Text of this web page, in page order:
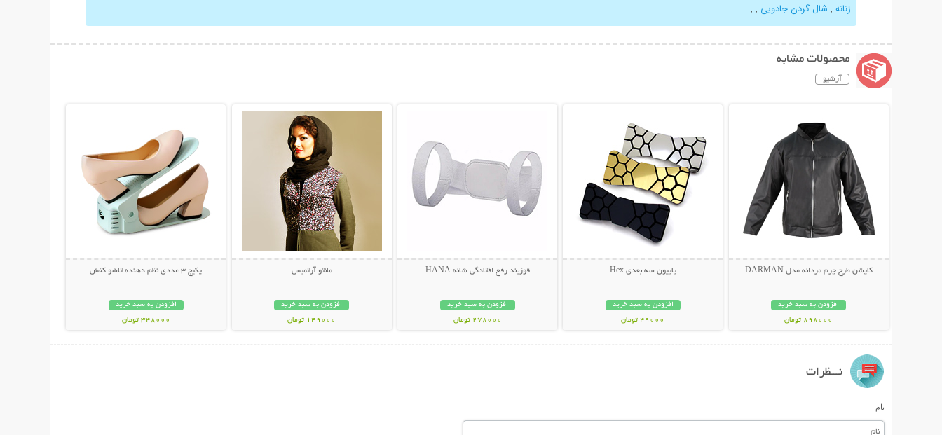
زنانه , شال گردن جادویی ,
,
محصولات مشابه
آرشیو
کاپشن طرح چرم مردانه مدل DARMAN
افزودن به سبد خرید
898000 تومان
پاپیون سه بعدی Hex
افزودن به سبد خرید
49000 تومان
قوزبند رفع افتادگی شانه HANA
افزودن به سبد خرید
278000 تومان
مانتو آرتمیس
افزودن به سبد خرید
149000 تومان
پکیج 3 عددی نظم دهنده تاشو کفش
افزودن به سبد خرید
348000 تومان
نـــظرات
نام